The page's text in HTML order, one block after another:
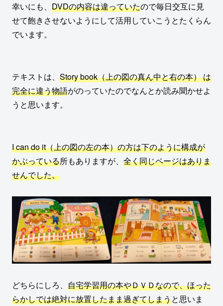
幸いにも、 DVDの内容は違っていたので毎日交互に見
せて飽きさせないようにして活用していこうとたくらん
でいます。
テキストは、 Story book（上の図の真ん中と右の本） は
完全に違う物語がのっていたのでなんとか読み聞かせよ
うと思います。
I can do it（上の図の左の本）の方は下のように構成が
かぶっている所もありますが、 全く同じページはありま
せんでした。
どちらにしろ、 自宅学習用の本やＤＶＤなので、ほった
らかしでは絶対に放置したまま過ぎてしまうと思いま